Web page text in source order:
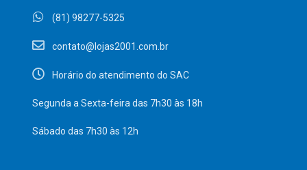
(81) 98277-5325
contato@lojas2001.com.br
Horário do atendimento do SAC
Segunda a Sexta-feira das 7h30 às 18h
Sábado das 7h30 às 12h